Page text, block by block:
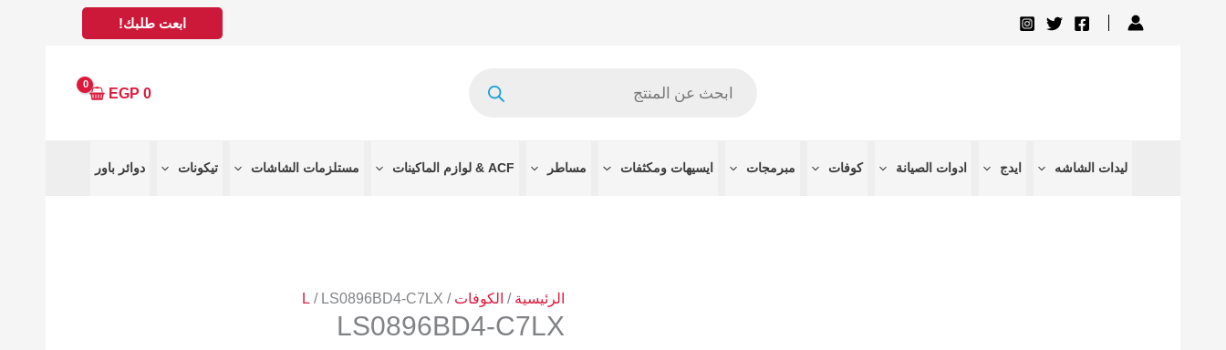
ابعت طلبك!
0
EGP
ليدات الشاشه ايدج ادوات الصيانة كوفات مبرمجات ايسيهات ومكثفات مساطر ACF & لوازم الماكينات مستلزمات الشاشات تيكونات دوائر باور
الرئيسية / الكوفات /
L / LS0896BD4-C7LX
LS0896BD4-C7LX